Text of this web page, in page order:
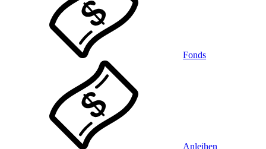
Fonds
Anleihen